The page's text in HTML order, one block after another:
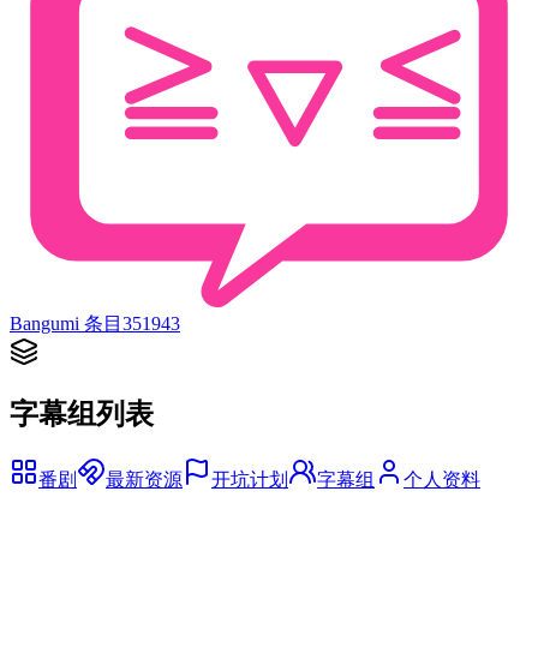
Bangumi 条目 351943
字幕组列表
番剧 最新资源 开坑计划 字幕组 个人资料